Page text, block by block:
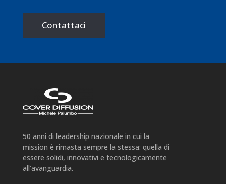
Contattaci
50 anni di leadership nazionale in cui la
mission è rimasta sempre la stessa: quella di
essere solidi, innovativi e tecnologicamente
all’avanguardia.